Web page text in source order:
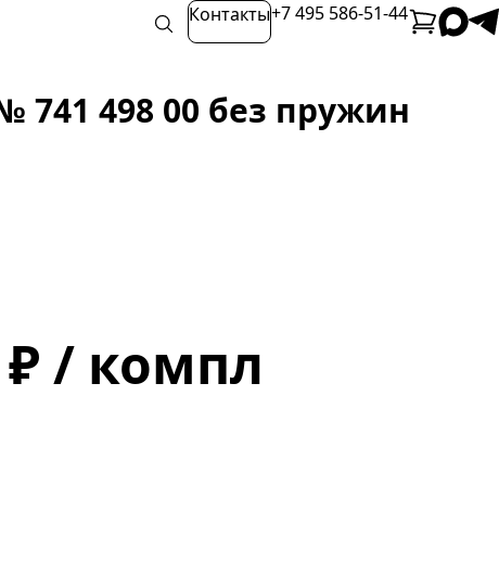
Контакты+7 495 586-51-44
741 498 00 без пружин
₽ / компл